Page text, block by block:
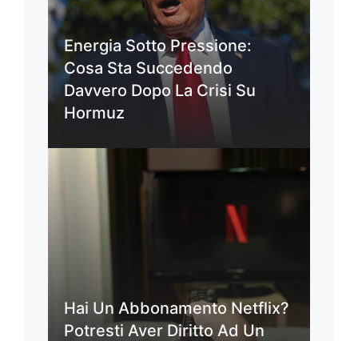
Energia Sotto Pressione:
Cosa Sta Succedendo
Davvero Dopo La Crisi Su
Hormuz
Hai Un Abbonamento Netflix?
Potresti Aver Diritto Ad Un